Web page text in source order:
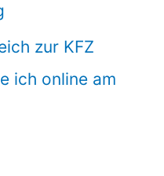
zur KFZ
ich online am